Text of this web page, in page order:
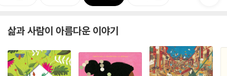
삶과 사람이 아름다운 이야기